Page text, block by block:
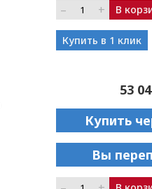
– + В
Купить в 1 клик
53
Купить
Вы